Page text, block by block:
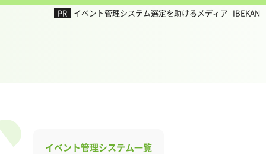
イベント管理システム選定を助けるメディア│IBEKAN
イベント管理システム一覧